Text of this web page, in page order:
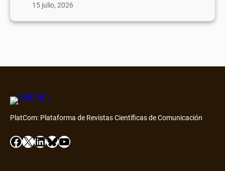
15 julio, 2026
PlatCom: Plataforma de Revistas Científicas de Comunicación
Facebook X LinkedIn Bluesky YouTube